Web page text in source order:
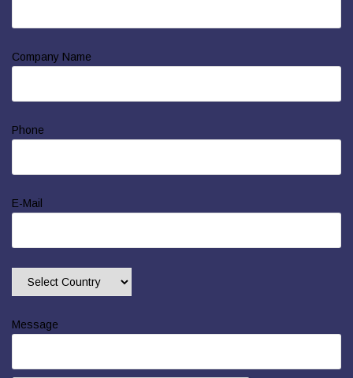
Company Name
Phone
E-Mail
Message